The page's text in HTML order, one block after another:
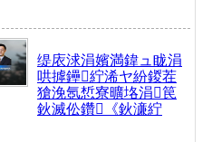
缇庡浗涓嬪満鍏ュ眬涓
哄摢鑸紵浠ヤ紛鍐茬
獊浼氬惁寮曠垎涓笢
鈥滅伀鑽《鈥濓紵